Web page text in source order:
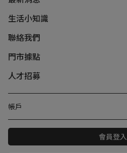
生活小知識
聯絡我們
門市據點
人才招募
帳戶
會員登入